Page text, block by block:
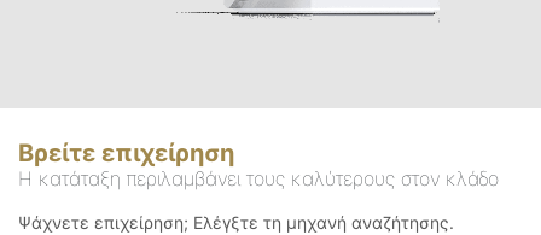
Βρείτε επιχείρηση
Η κατάταξη περιλαμβάνει τους καλύτερους στον κλάδο
Ψάχνετε επιχείρηση; Ελέγξτε τη μηχανή αναζήτησης.